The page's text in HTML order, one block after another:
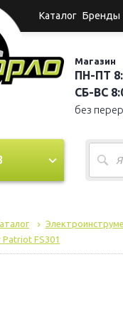
Каталог Бренды
Магазин
ПН-ПТ
СБ-ВС
без
FS301